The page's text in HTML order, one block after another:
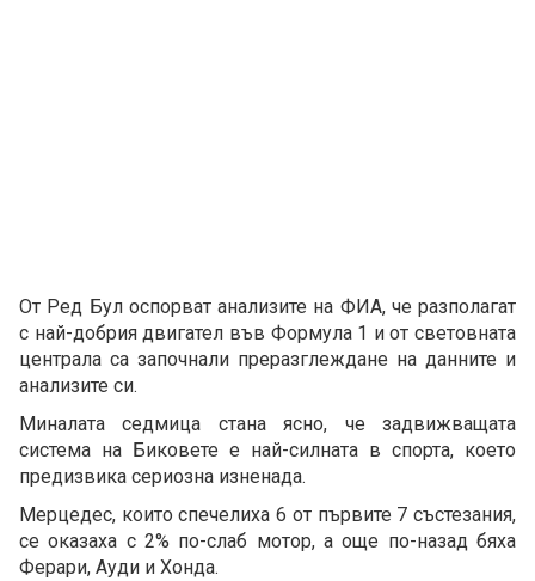
От Ред Бул оспорват анализите на ФИА, че разполагат
с най-добрия двигател във Формула 1 и от световната
централа са започнали преразглеждане на данните и
анализите си.
Миналата седмица стана ясно, че задвижващата
система на Биковете е най-силната в спорта, което
предизвика сериозна изненада.
Мерцедес, които спечелиха 6 от първите 7 състезания,
се оказаха с 2% по-слаб мотор, а още по-назад бяха
Ферари, Ауди и Хонда.